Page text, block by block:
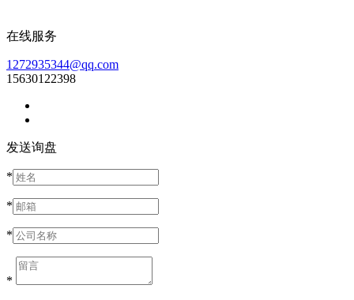
在线服务
1272935344@qq.com
15630122398
发送询盘
*
*
*
*